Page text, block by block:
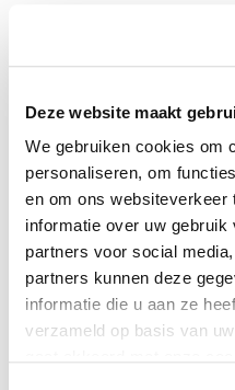
Deze website maakt
We gebruiken cookies om
personaliseren, om
en om ons websiteverkeer
informatie over uw
partners voor social
partners kunnen deze
informatie die u aan ze
verzameld op basis van
Company name
Country *